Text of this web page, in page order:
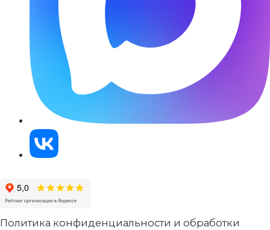
Политика конфиденциальности и обработки